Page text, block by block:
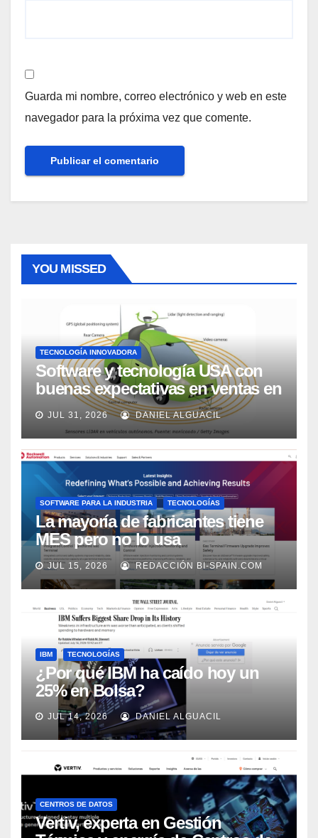
Guarda mi nombre, correo electrónico y web en este
navegador para la próxima vez que comente.
YOU MISSED
TECNOLOGÍA INNOVADORA
Software y tecnología USA con
buenas expectativas en ventas en
los próximos 2 años, según
Market Watch
JUL 31, 2026 DANIEL ALGUACIL
SOFTWARE PARA LA INDUSTRIA TECNOLOGÍAS
La mayoría de fabricantes tiene
MES pero no lo usa
adecuadamente, según Rockwell
Automation
JUL 15, 2026 REDACCIÓN BI-SPAIN.COM
IBM TECNOLOGÍAS
¿Por qué IBM ha caído hoy un
25% en Bolsa?
JUL 14, 2026 DANIEL ALGUACIL
CENTROS DE DATOS
Vertiv, experta en Gestión